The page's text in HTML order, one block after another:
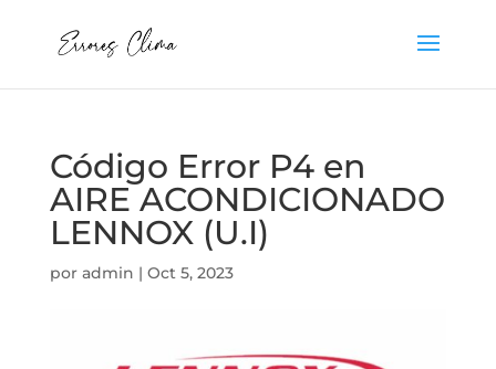
Código Error P4 en
AIRE ACONDICIONADO
LENNOX (U.I)
por admin | Oct 5, 2023